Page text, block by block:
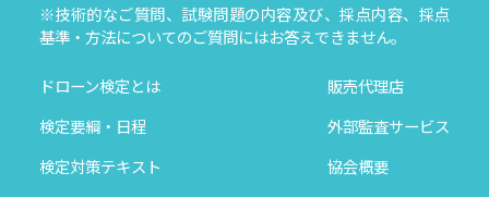
※技術的なご質問、試験問題の内容及び、採点内容、採点
基準・方法についてのご質問にはお答えできません。
ドローン検定とは
検定要綱・日程
検定対策テキスト
販売代理店
外部監査サービス
協会概要